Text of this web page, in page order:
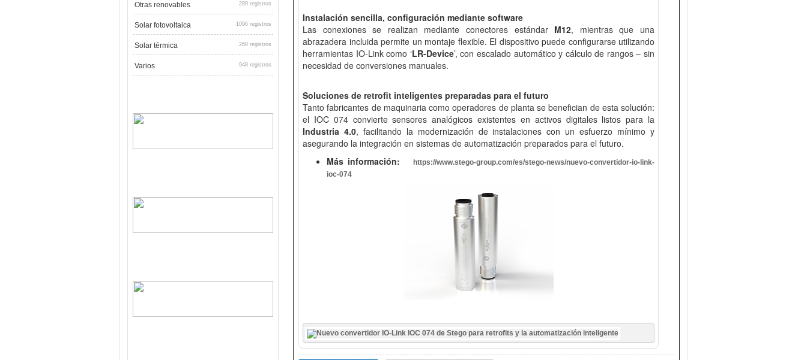
Otras renovables 289 registros
Solar fotovoltaica 1096 registros
Solar térmica 268 registros
Varios 948 registros
Instalación sencilla, configuración mediante software
Las conexiones se realizan mediante conectores estándar M12, mientras que una
abrazadera incluida permite un montaje flexible. El dispositivo puede configurarse utilizando
herramientas IO-Link como ‘LR-Device’, con escalado automático y cálculo de rangos – sin
necesidad de conversiones manuales.
Soluciones de retrofit inteligentes preparadas para el futuro
Tanto fabricantes de maquinaria como operadores de planta se benefician de esta solución:
el IOC 074 convierte sensores analógicos existentes en activos digitales listos para la
Industria 4.0, facilitando la modernización de instalaciones con un esfuerzo mínimo y
asegurando la integración en sistemas de automatización preparados para el futuro.
Más información:
https://www.stego-group.com/es/stego-news/nuevo-convertidor-io-link-
ioc-074